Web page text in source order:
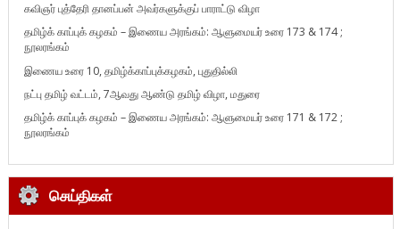
கவிஞர் புத்தேரி தானப்பன் அவர்களுக்குப் பாராட்டு விழா
தமிழ்க் காப்புக் கழகம் – இணைய அரங்கம்: ஆளுமையர் உரை 173 & 174 ;
நூலரங்கம்
இணைய உரை 10, தமிழ்க்காப்புக்கழகம், புதுதில்லி
நட்பு தமிழ் வட்டம், 7ஆவது ஆண்டு தமிழ் விழா, மதுரை
தமிழ்க் காப்புக் கழகம் – இணைய அரங்கம்: ஆளுமையர் உரை 171 & 172 ;
நூலரங்கம்
செய்திகள்